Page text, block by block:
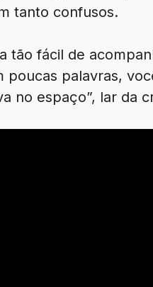
tanto confusos.
tão fácil de
poucas palavras,
no espaço”, lar da